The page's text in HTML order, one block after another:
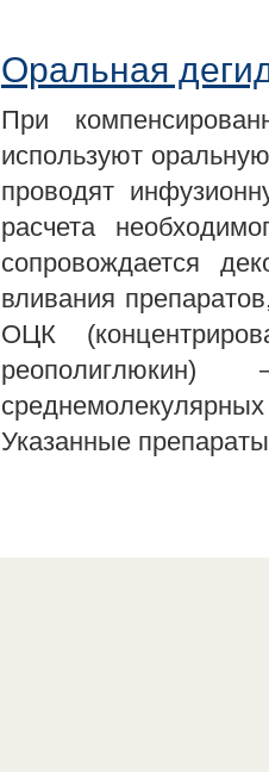
Оральная
При
используют
проводят
расчета
сопровождается
вливания
ОЦК
Указанные